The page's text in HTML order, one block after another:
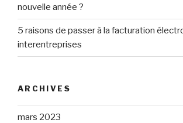
nouvelle année ?
5 raisons de passer à la facturation
interentreprises
ARCHIVES
mars 2023